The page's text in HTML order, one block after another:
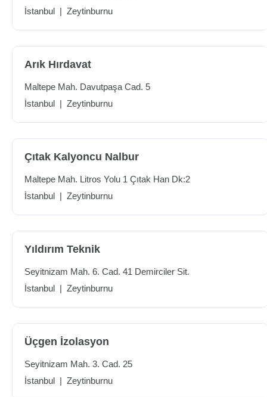
İstanbul | Zeytinburnu
Arık Hırdavat
Maltepe Mah. Davutpaşa Cad. 5
İstanbul | Zeytinburnu
Çıtak Kalyoncu Nalbur
Maltepe Mah. Litros Yolu 1 Çıtak Han Dk:2
İstanbul | Zeytinburnu
Yıldırım Teknik
Seyitnizam Mah. 6. Cad. 41 Demirciler Sit.
İstanbul | Zeytinburnu
Üçgen İzolasyon
Seyitnizam Mah. 3. Cad. 25
İstanbul | Zeytinburnu